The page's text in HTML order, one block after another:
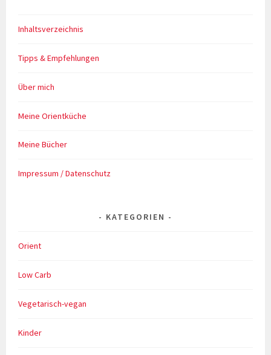
Inhaltsverzeichnis
Tipps & Empfehlungen
Über mich
Meine Orientküche
Meine Bücher
Impressum / Datenschutz
KATEGORIEN
Orient
Low Carb
Vegetarisch-vegan
Kinder